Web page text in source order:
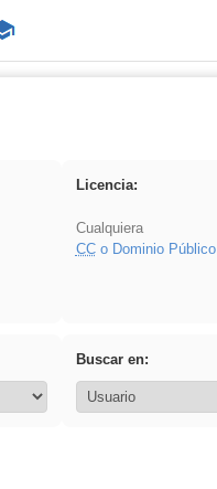
Licencia:
Cualquiera
CCo Dominio Público
Buscar en: